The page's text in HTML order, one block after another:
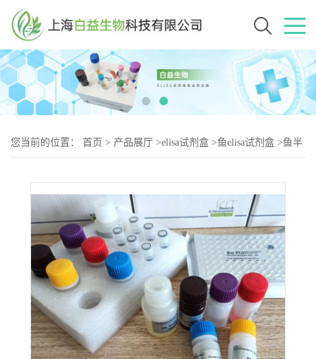
您当前的位置： 首页 > 产品展厅 >elisa试剂盒 >鱼elisa试剂盒 >鱼半